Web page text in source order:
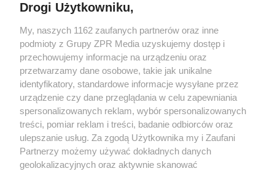
MUZYKA
Drogi Użytkowniku,
My, naszych 1162 zaufanych partnerów oraz inne
podmioty z Grupy ZPR Media uzyskujemy dostęp i
przechowujemy informacje na urządzeniu oraz
przetwarzamy dane osobowe, takie jak unikalne
identyfikatory, standardowe informacje wysyłane przez
urządzenie czy dane przeglądania w celu zapewniania
spersonalizowanych reklam, wybór spersonalizowanych
treści, pomiar reklam i treści, badanie odbiorców oraz
ulepszanie usług. Za zgodą Użytkownika my i Zaufani
Partnerzy możemy używać dokładnych danych
geolokalizacyjnych oraz aktywnie skanować